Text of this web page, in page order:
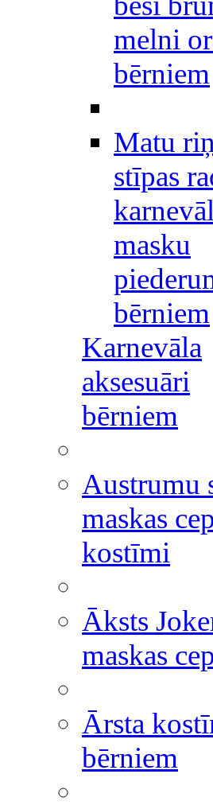
melni
bērniem
Matu
stīpas
masku
bērniem
Karnevāla
aksesuāri
bērniem
Austrumu
maskas
kostīmi
Āksts
maskas
Ārsta
bērniem